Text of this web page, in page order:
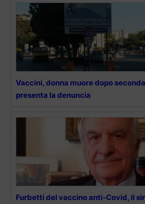
Vaccini, donna muore dopo
presenta la denuncia
Furbetti del vaccino anti-Covid, il